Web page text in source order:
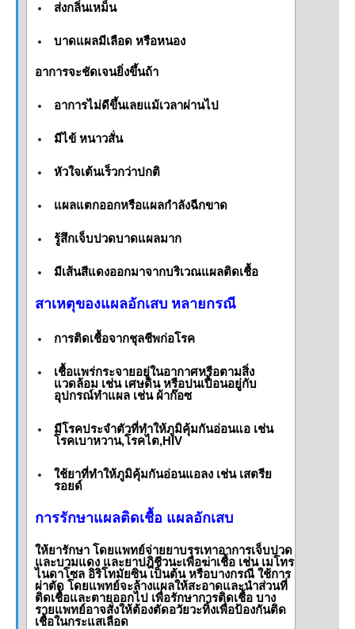
ส่งกลิ่นเหม็น
บาดแผลมีเลือด หรือหนอง
อาการจะชัดเจนยิ่งขึ้นถ้า
อาการไม่ดีขึ้นเลยแม้เวลาผ่านไป
มีไข้ หนาวสั่น
หัวใจเต้นเร็วกว่าปกติ
แผลแตกออกหรือแผลกำลังฉีกขาด
รู้สึกเจ็บปวดบาดแผลมาก
มีเส้นสีแดงออกมาจากบริเวณแผลติดเชื้อ
สาเหตุของแผลอักเสบ หลายกรณี
การติดเชื้อจากชุลชีพก่อโรค
เชื้อแพร่กระจายอยู่ในอากาศหรือตามสิ่ง
แวดล้อม เช่น เศษดิน หรือปนเปื้อนอยู่กับ
อุปกรณ์ทำแผล เช่น ผ้าก๊อซ
มีโรคประจำตัวที่ทำให้ภูมิคุ้มกันอ่อนแอ เช่น
โรคเบาหวาน,โรคไต,HIV
ใช้ยาที่ทำให้ภูมิคุ้มกันอ่อนแอลง เช่น เสตรีย
รอยด์
การรักษาแผลติดเชื้อ แผลอักเสบ
ให้ยารักษา โดยแพทย์จ่ายยาบรรเทาอาการเจ็บปวด
และบวมแดง และยาปฎิชีวนะเพื่อฆ่าเชื้อ เช่น เมโทร
ไนดาโซล อิริโทมัยซิน เป็นต้น หรือบางกรณี ใช้การ
ผ่าตัด โดยแพทย์จะล้างแผลให้สะอาดและนำส่วนที่
ติดเชื้อและตายออกไป เพื่อรักษาการติดเชื้อ บาง
รายแพทย์อาจสั่งให้ต้องตัดอวัยวะทิ้งเพื่อป้องกันติด
เชื้อในกระแสเลือด